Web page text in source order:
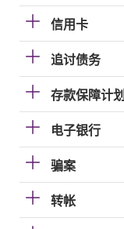
信用卡
追讨债务
存款保障计划
电子银行
骗案
转帐